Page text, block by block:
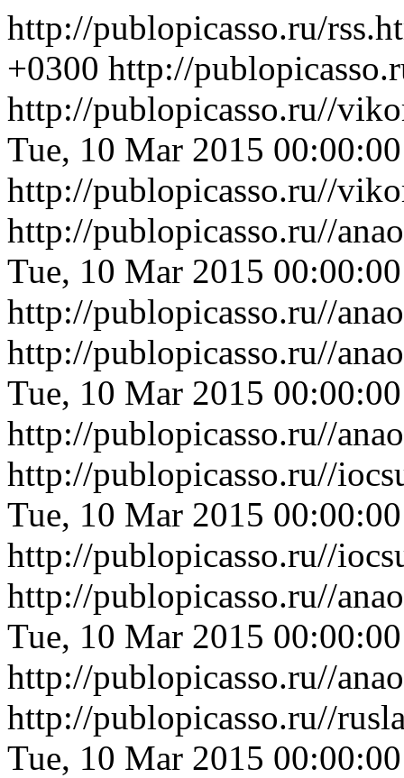
http://publopicasso.ru/
+0300 http://
http://publopicasso.ru//
Tue, 10 Mar 2015
http://publopicasso.ru//
http://publopicasso.ru//
Tue, 10 Mar 2015
http://publopicasso.ru//
http://publopicasso.ru//
Tue, 10 Mar 2015
http://publopicasso.ru//
http://publopicasso.ru//
Tue, 10 Mar 2015
http://publopicasso.ru//
http://publopicasso.ru//
Tue, 10 Mar 2015
http://publopicasso.ru//
http://publopicasso.ru//
Tue, 10 Mar 2015